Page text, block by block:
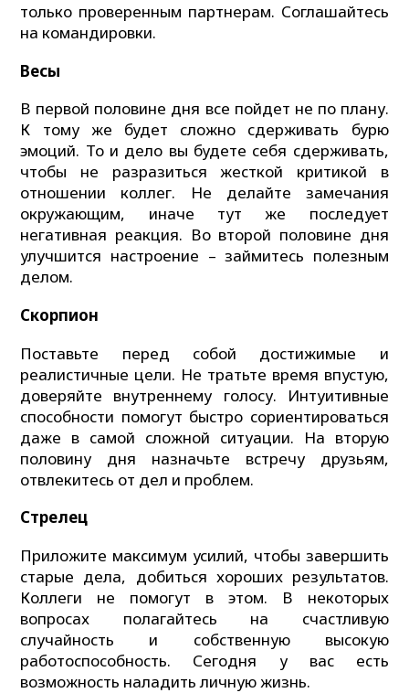
только проверенным партнерам. Соглашайтесь
на командировки.
Весы
В первой половине дня все пойдет не по плану.
К тому же будет сложно сдерживать бурю
эмоций. То и дело вы будете себя сдерживать,
чтобы не разразиться жесткой критикой в
отношении коллег. Не делайте замечания
окружающим, иначе тут же последует
негативная реакция. Во второй половине дня
улучшится настроение – займитесь полезным
делом.
Скорпион
Поставьте перед собой достижимые и
реалистичные цели. Не тратьте время впустую,
доверяйте внутреннему голосу. Интуитивные
способности помогут быстро сориентироваться
даже в самой сложной ситуации. На вторую
половину дня назначьте встречу друзьям,
отвлекитесь от дел и проблем.
Стрелец
Приложите максимум усилий, чтобы завершить
старые дела, добиться хороших результатов.
Коллеги не помогут в этом. В некоторых
вопросах полагайтесь на счастливую
случайность и собственную высокую
работоспособность. Сегодня у вас есть
возможность наладить личную жизнь.